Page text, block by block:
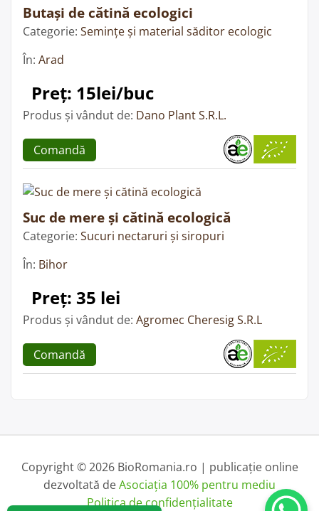
Butași de cătină ecologici
Categorie: Semințe și material săditor ecologic
În: Arad
Preț: 15lei/buc
Produs și vândut de: Dano Plant S.R.L.
Comandă
Suc de mere și cătină ecologică
Categorie: Sucuri nectaruri și siropuri
În: Bihor
Preț: 35 lei
Produs și vândut de: Agromec Cheresig S.R.L
Comandă
Copyright © 2026 BioRomania.ro | publicație online
dezvoltată deAsociația 100% pentru mediu
Politica de confidențialitate